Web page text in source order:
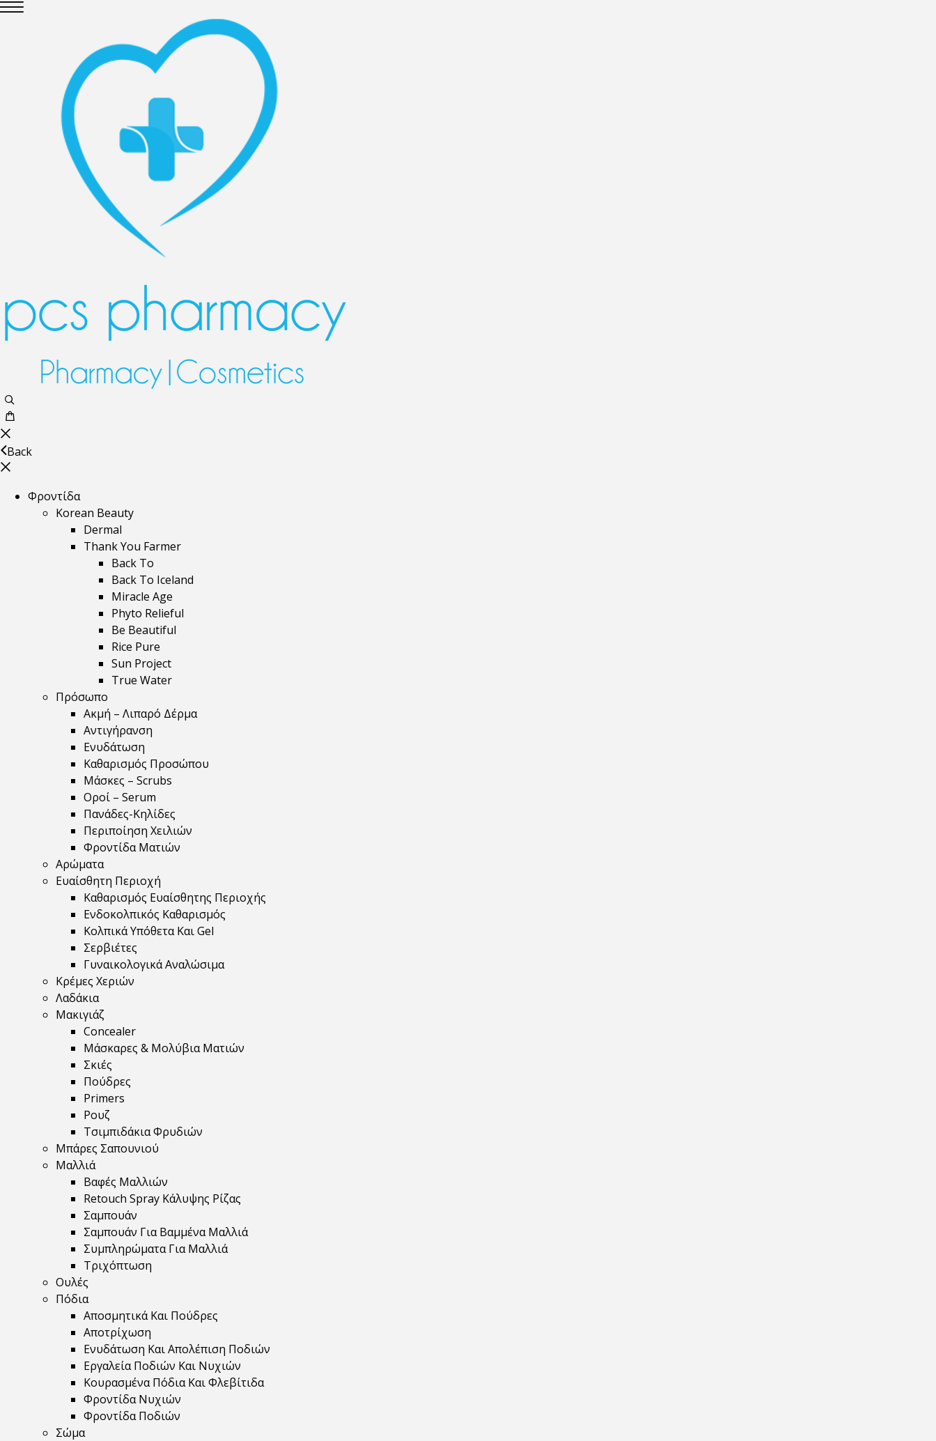
Back
Φροντίδα
Korean Beauty
Dermal
Thank You Farmer
Back To
Back To Iceland
Miracle Age
Phyto Relieful
Be Beautiful
Rice Pure
Sun Project
True Water
Πρόσωπο
Ακμή – Λιπαρό Δέρμα
Αντιγήρανση
Ενυδάτωση
Καθαρισμός Προσώπου
Μάσκες – Scrubs
Οροί – Serum
Πανάδες-Κηλίδες
Περιποίηση Χειλιών
Φροντίδα Ματιών
Αρώματα
Ευαίσθητη Περιοχή
Καθαρισμός Ευαίσθητης Περιοχής
Ενδοκολπικός Καθαρισμός
Κολπικά Υπόθετα Και Gel
Σερβιέτες
Γυναικολογικά Αναλώσιμα
Κρέμες Χεριών
Λαδάκια
Μακιγιάζ
Concealer
Μάσκαρες & Μολύβια Ματιών
Σκιές
Πούδρες
Primers
Ρουζ
Τσιμπιδάκια Φρυδιών
Μπάρες Σαπουνιού
Μαλλιά
Βαφές Μαλλιών
Retouch Spray Κάλυψης Ρίζας
Σαμπουάν
Σαμπουάν Για Βαμμένα Μαλλιά
Συμπληρώματα Για Μαλλιά
Τριχόπτωση
Ουλές
Πόδια
Αποσμητικά Και Πούδρες
Αποτρίχωση
Ενυδάτωση Και Απολέπιση Ποδιών
Εργαλεία Ποδιών Και Νυχιών
Κουρασμένα Πόδια Και Φλεβίτιδα
Φροντίδα Νυχιών
Φροντίδα Ποδιών
Σώμα